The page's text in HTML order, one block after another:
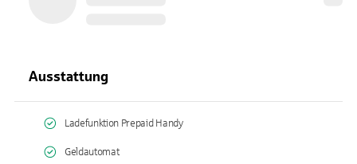
Ausstattung
Ladefunktion Prepaid Handy
Geldautomat